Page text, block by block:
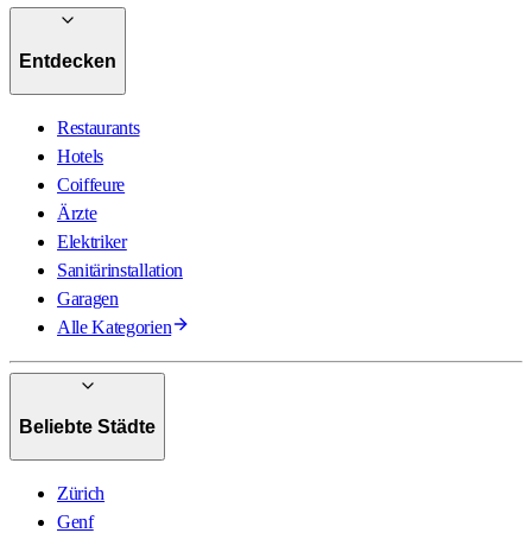
Entdecken
Restaurants
Hotels
Coiffeure
Ärzte
Elektriker
Sanitärinstallation
Garagen
Alle Kategorien
Beliebte Städte
Zürich
Genf